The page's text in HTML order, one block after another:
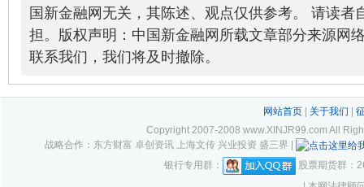
国新金融网无关，其陈述、观点仅供参考。 请读者
担。版权声明：中国新金融网所载文章部分来源网
联系我们，我们将及时撤除。
网站首页| 关于我们
Copyright 2007-2008 www.XINJR99.com All
战略合作：东方财富 卓创资讯 上海文传 兴业投资 盛三界 |
银行专用群：
股票期货群：